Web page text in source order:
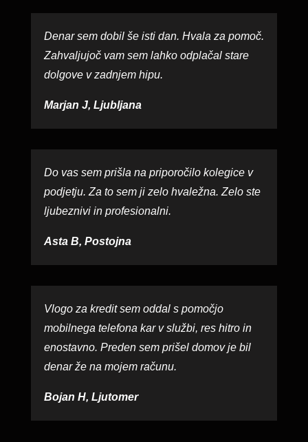
Denar sem dobil še isti dan. Hvala za pomoč.
Zahvaljujoč vam sem lahko odplačal stare
dolgove v zadnjem hipu.
Marjan J, Ljubljana
Do vas sem prišla na priporočilo kolegice v
podjetju. Za to sem ji zelo hvaležna. Zelo ste
ljubeznivi in profesionalni.
Asta B, Postojna
Vlogo za kredit sem oddal s pomočjo
mobilnega telefona kar v službi, res hitro in
enostavno. Preden sem prišel domov je bil
denar že na mojem računu.
Bojan H, Ljutomer